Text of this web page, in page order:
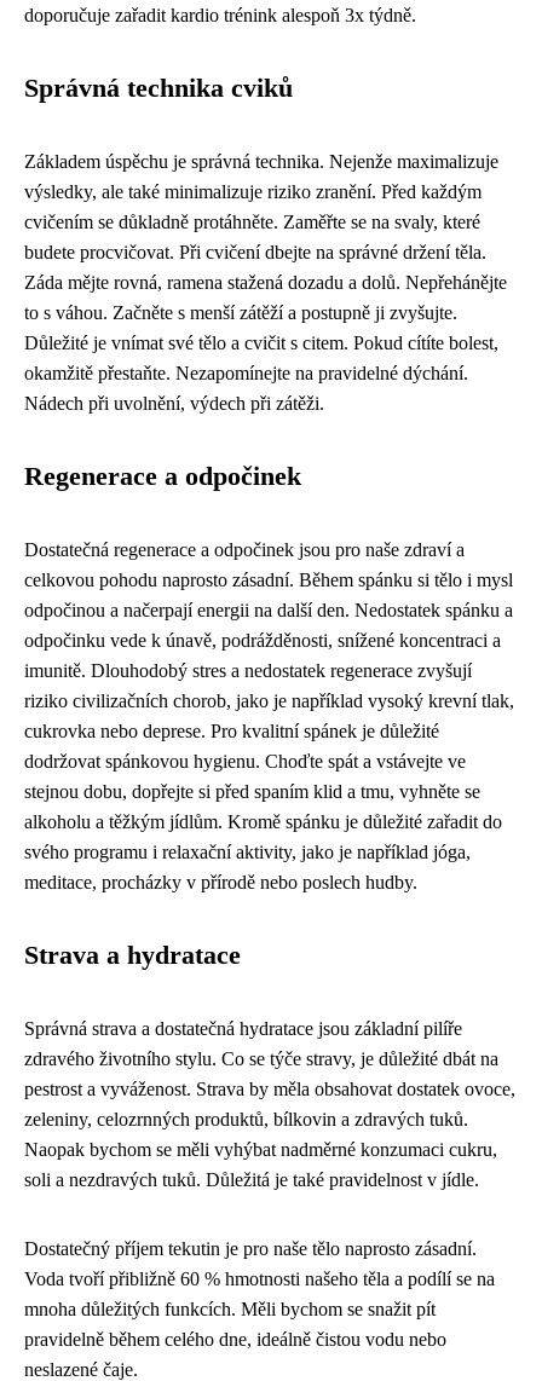
doporučuje zařadit kardio trénink alespoň 3x týdně.
Správná technika cviků
Základem úspěchu je správná technika. Nejenže maximalizuje
výsledky, ale také minimalizuje riziko zranění. Před každým
cvičením se důkladně protáhněte. Zaměřte se na svaly, které
budete procvičovat. Při cvičení dbejte na správné držení těla.
Záda mějte rovná, ramena stažená dozadu a dolů. Nepřehánějte
to s váhou. Začněte s menší zátěží a postupně ji zvyšujte.
Důležité je vnímat své tělo a cvičit s citem. Pokud cítíte bolest,
okamžitě přestaňte. Nezapomínejte na pravidelné dýchání.
Nádech při uvolnění, výdech při zátěži.
Regenerace a odpočinek
Dostatečná regenerace a odpočinek jsou pro naše zdraví a
celkovou pohodu naprosto zásadní. Během spánku si tělo i mysl
odpočinou a načerpají energii na další den. Nedostatek spánku a
odpočinku vede k únavě, podrážděnosti, snížené koncentraci a
imunitě. Dlouhodobý stres a nedostatek regenerace zvyšují
riziko civilizačních chorob, jako je například vysoký krevní tlak,
cukrovka nebo deprese. Pro kvalitní spánek je důležité
dodržovat spánkovou hygienu. Choďte spát a vstávejte ve
stejnou dobu, dopřejte si před spaním klid a tmu, vyhněte se
alkoholu a těžkým jídlům. Kromě spánku je důležité zařadit do
svého programu i relaxační aktivity, jako je například jóga,
meditace, procházky v přírodě nebo poslech hudby.
Strava a hydratace
Správná strava a dostatečná hydratace jsou základní pilíře
zdravého životního stylu. Co se týče stravy, je důležité dbát na
pestrost a vyváženost. Strava by měla obsahovat dostatek ovoce,
zeleniny, celozrnných produktů, bílkovin a zdravých tuků.
Naopak bychom se měli vyhýbat nadměrné konzumaci cukru,
soli a nezdravých tuků. Důležitá je také pravidelnost v jídle.
Dostatečný příjem tekutin je pro naše tělo naprosto zásadní.
Voda tvoří přibližně 60 % hmotnosti našeho těla a podílí se na
mnoha důležitých funkcích. Měli bychom se snažit pít
pravidelně během celého dne, ideálně čistou vodu nebo
neslazené čaje.